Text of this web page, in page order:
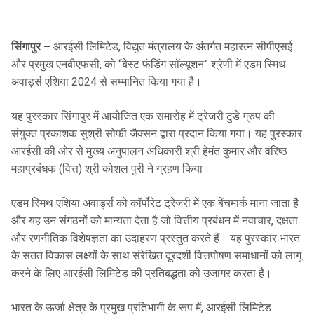
सिंगापुर – आरईसी लिमिटेड, विद्युत मंत्रालय के अंतर्गत महारत्न सीपीएसई
और प्रमुख एनबीएफसी, को “बेस्ट फंडिंग सॉल्यूशन” श्रेणी में एडम स्मिथ
अवार्ड्स एशिया 2024 से सम्मानित किया गया है।
यह पुरस्कार सिंगापुर में आयोजित एक समारोह में ट्रेजरी टुडे ग्रुप की
संयुक्त प्रकाशक सुश्री सोफी जैक्सन द्वारा प्रदान किया गया। यह पुरस्कार
आरईसी की ओर से मुख्य अनुपालन अधिकारी श्री हेमंत कुमार और वरिष्ठ
महाप्रबंधक (वित्त) श्री कोशल पुरी ने ग्रहण किया।
एडम स्मिथ एशिया अवार्ड्स को कॉर्पोरेट ट्रेजरी में एक बेंचमार्क माना जाता है
और यह उन संगठनों को मान्यता देता है जो वित्तीय प्रबंधन में नवाचार, दक्षता
और रणनीतिक विशेषज्ञता का उदाहरण प्रस्तुत करते हैं। यह पुरस्कार भारत
के सतत विकास लक्ष्यों के साथ संरेखित दूरदर्शी वित्तपोषण समाधानों को लागू
करने के लिए आरईसी लिमिटेड की प्रतिबद्धता को उजागर करता है।
भारत के ऊर्जा क्षेत्र के प्रमुख प्रतिभागी के रूप में, आरईसी लिमिटेड